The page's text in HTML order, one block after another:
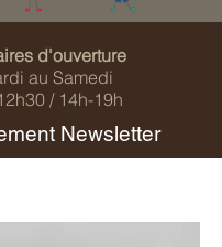
d'ouverture
au Samedi
/ 14h-19h
Newsletter